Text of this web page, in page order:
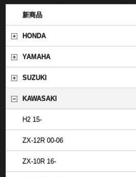
新商品
HONDA
YAMAHA
SUZUKI
KAWASAKI
H2 15-
ZX-12R 00-06
ZX-10R 16-